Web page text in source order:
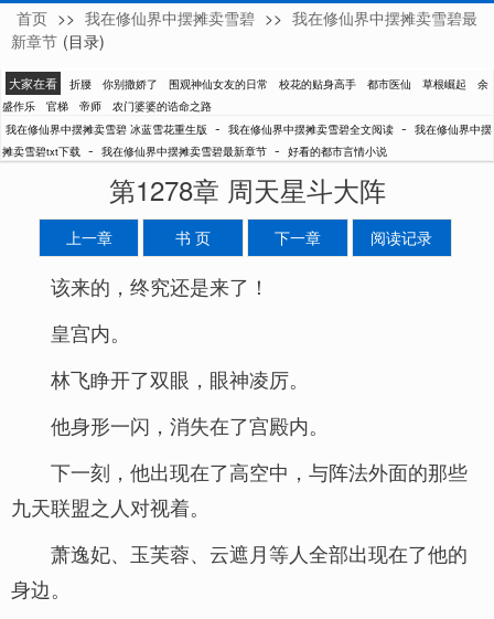
冰蓝雪花重生版
首页 >> 我在修仙界中摆摊卖雪碧 >> 我在修仙界中摆摊卖雪碧最
新章节 (目录)
大家在看 折腰 你别撒娇了 围观神仙女友的日常 校花的贴身高手 都市医仙 草根崛起
余
盛作乐
官梯 帝师
农门婆婆的诰命之路
我在修仙界中摆摊卖雪碧 冰蓝雪花重生版 - 我在修仙界中摆摊卖雪碧全文阅读 - 我在修仙界中摆
摊卖雪碧txt下载 - 我在修仙界中摆摊卖雪碧最新章节 - 好看的都市言情小说
第1278章 周天星斗大阵
上一章 书 页 下一章 阅读记录
该来的，终究还是来了！
皇宫内。
林飞睁开了双眼，眼神凌厉。
他身形一闪，消失在了宫殿内。
下一刻，他出现在了高空中，与阵法外面的那些
九天联盟之人对视着。
萧逸妃、玉芙蓉、云遮月等人全部出现在了他的
身边。